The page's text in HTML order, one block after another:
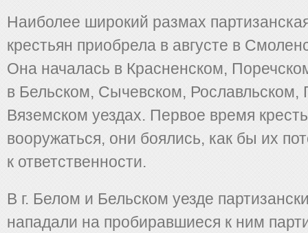
Наиболее широкий размах
крестьян приобрела в августе в
Она началась в Красненском,
в Бельском, Сычевском, Рославльском,
Вяземском уездах. Первое время
вооружаться, они боялись, как бы их
к ответственности.
В г. Белом и Бельском уезде
нападали на пробиравшиеся к ним